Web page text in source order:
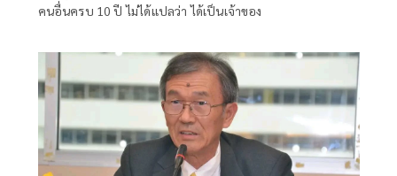
คนอื่นครบ 10 ปี ไม่ได้แปลว่า ได้เป็นเจ้าของ